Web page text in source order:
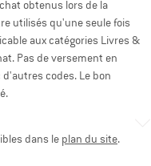
obtenus lors de la
utilisés qu'une seule fois
aux catégories Livres &
Pas de versement en
codes. Le bon
dans le plan du site.